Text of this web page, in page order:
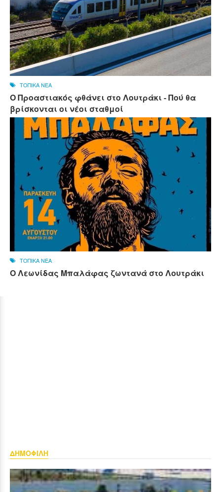
ΤΟΠΙΚΑ ΝΕΑ
Ο Προαστιακός φθάνει στο Λουτράκι - Πού θα
βρίσκονται οι νέοι σταθμοί
ΤΟΠΙΚΑ ΝΕΑ
Ο Λεωνίδας Μπαλάφας ζωντανά στο Λουτράκι
ΔΗΜΟΦΙΛΗ